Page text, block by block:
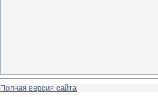
Полная версия сайта